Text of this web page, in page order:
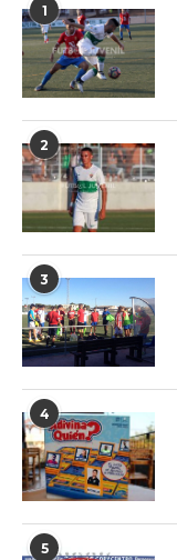
1
2
3
4
5